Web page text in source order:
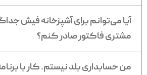
آیا می‌توانم برای آشپزخانه فیش
مشتری فاکتور صادر کنم؟
من حسابداری بلد نیستم. کار با